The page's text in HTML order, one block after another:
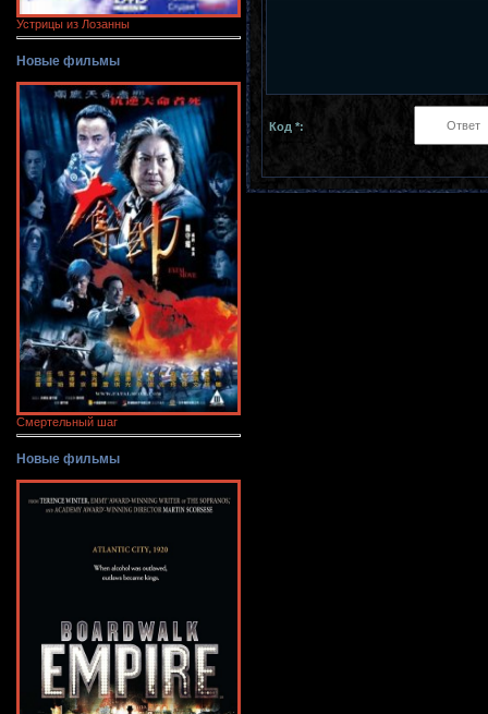
Устрицы из Лозанны
Новые фильмы
Смертельный шаг
Новые фильмы
Код *: